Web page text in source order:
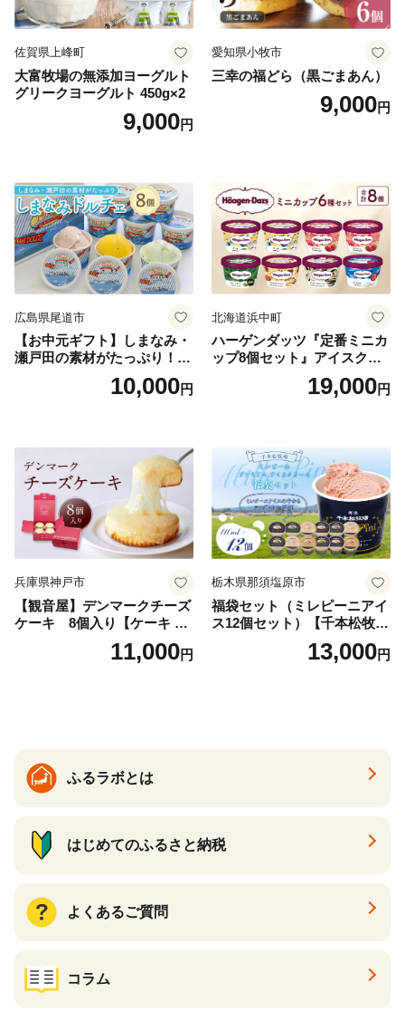
佐賀県上峰町
大富牧場の無添加ヨーグルト
グリークヨーグルト 450g×2
9,000円
愛知県小牧市
三幸の福どら（黒ごまあん）
9,000円
広島県尾道市
【お中元ギフト】しまなみ・
瀬戸田の素材がたっぷり！ジ
10,000円
北海道浜中町
ハーゲンダッツ『定番ミニカ
ップ8個セット』アイスクリ
ーム アイス スイーツ デザー
19,000円
兵庫県神戸市
【観音屋】デンマークチーズ
ケーキ 8個入り【ケーキ チ
ーズケーキ 人気スイーツ お
すすめスイーツ 神戸スイー
11,000円
栃木県那須塩原市
福袋セット（ミレピーニアイ
ス12個セット）【千本松牧
場】 ns025-014-12 【デザー
ト 詰め合わせ ギフト】
13,000円
ふるラボとは
はじめてのふるさと納税
よくあるご質問
コラム